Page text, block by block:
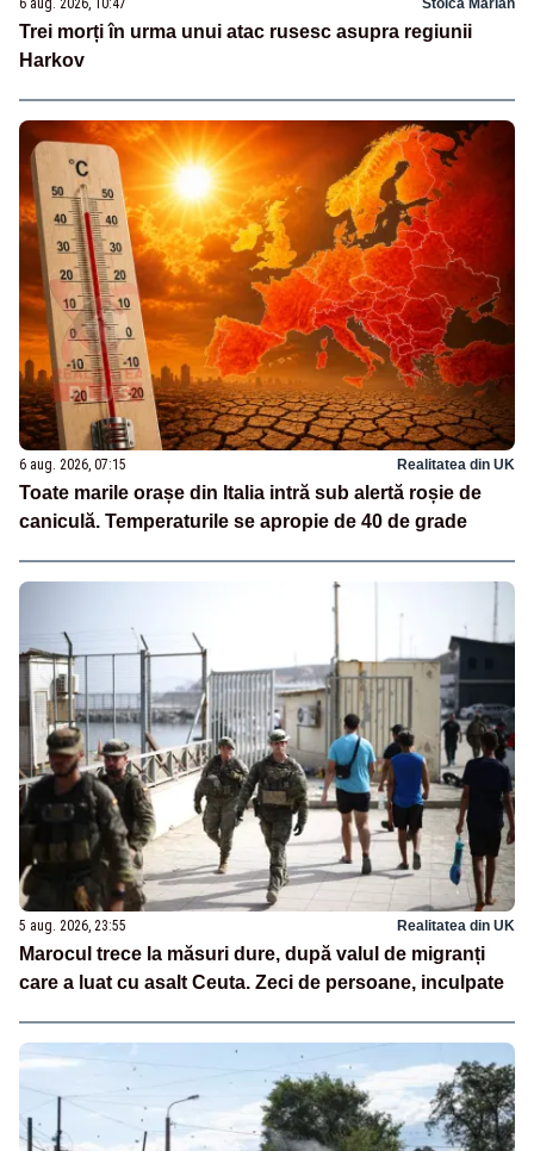
6 aug. 2026, 10:47 Stoica Marian
Trei morți în urma unui atac rusesc asupra regiunii
Harkov
6 aug. 2026, 07:15 Realitatea din UK
Toate marile orașe din Italia intră sub alertă roșie de
caniculă. Temperaturile se apropie de 40 de grade
5 aug. 2026, 23:55 Realitatea din UK
Marocul trece la măsuri dure, după valul de migranți
care a luat cu asalt Ceuta. Zeci de persoane, inculpate